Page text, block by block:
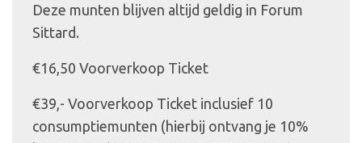
Deze munten blijven altijd geldig in Forum
Sittard.
€16,50 Voorverkoop Ticket
€39,- Voorverkoop Ticket inclusief 10
consumptiemunten (hierbij ontvang je 10%